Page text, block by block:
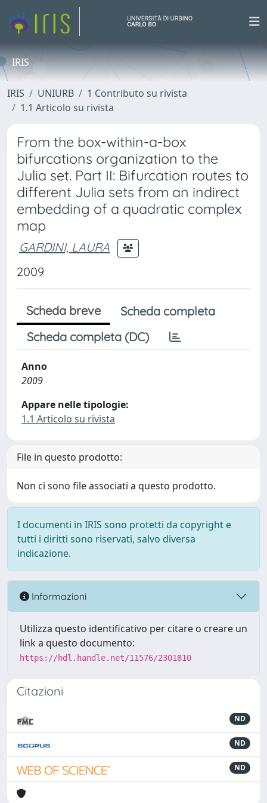
IRIS
IRIS UNIURB
1 Contributo su rivista
1.1 Articolo su rivista
From the box-within-a-box
bifurcations organization to the
Julia set. Part II: Bifurcation routes to
different Julia sets from an indirect
embedding of a quadratic complex
map
GARDINI, LAURA
2009
Scheda breve
Scheda completa
Scheda completa (DC)
Anno
2009
Appare nelle tipologie:
1.1 Articolo su rivista
File in questo prodotto:
Non ci sono file associati a questo prodotto.
I documenti in IRIS sono protetti da copyright e
tutti i diritti sono riservati, salvo diversa
indicazione.
Informazioni
Utilizza questo identificativo per citare o creare un
link a questo documento:
https://hdl.handle.net/11576/2301810
Citazioni
ND
ND
ND